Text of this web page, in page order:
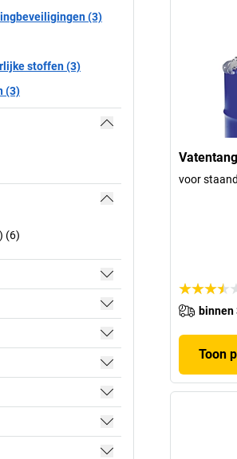
(3)
stoffen (3)
(3)
(6)
voor
binnen
Toon